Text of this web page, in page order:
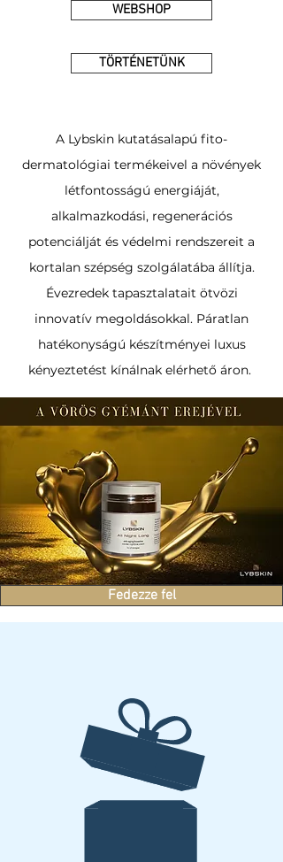
WEBSHOP
TÖRTÉNETÜNK
A Lybskin kutatásalapú fito-
dermatológiai termékeivel a növények
létfontosságú energiáját,
alkalmazkodási, regenerációs
potenciálját és védelmi rendszereit a
kortalan szépség szolgálatába állítja.
Évezredek tapasztalatait ötvözi
innovatív megoldásokkal. Páratlan
hatékonyságú készítményei luxus
kényeztetést kínálnak elérhető áron.
Fedezze fel